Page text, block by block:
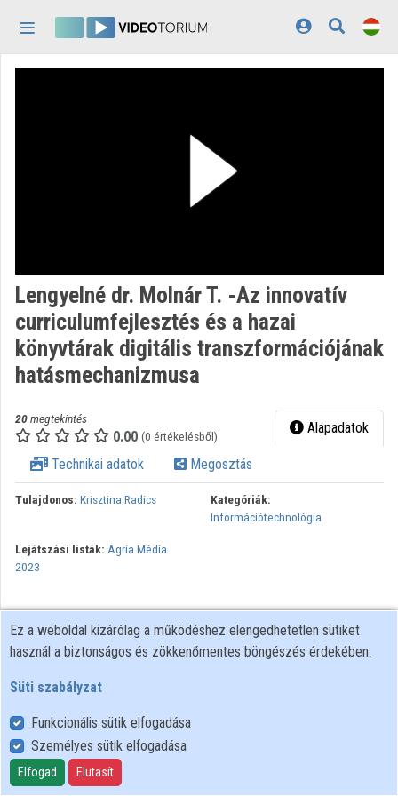
Közreműködők
Megjelenés:világos
Lengyelné dr. Molnár T. -Az innovatív
curriculumfejlesztés és a hazai
könyvtárak digitális transzformációjának
hatásmechanizmusa
20megtekintés
0.00 (0 értékelésből) Alapadatok
Technikai adatok Megosztás
Tulajdonos: Krisztina Radics
Kategóriák:
Információtechnológia
Lejátszási listák: Agria Média
2023
Felhasználói szabályzat
Adatkezelési tájékoztató
Süti szabályzat
Ez a weboldal kizárólag a működéshez elengedhetetlen sütiket
használ a biztonságos és zökkenőmentes böngészés érdekében.
Süti szabályzat
Funkcionális sütik elfogadása
Személyes sütik elfogadása
Elfogad Elutasít